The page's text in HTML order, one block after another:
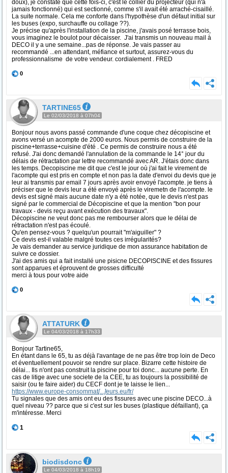
doux), je constate que cette fois-ci, c'est le collier du projecteur (qui n'a
jamais fonctionné) qui est sectionné, comme s'il avait été arraché-cisaillé.
La suite normale. Cela me conforte dans l'hypothèse d'un défaut initial sur
les buses (expo, surchauffe ou collage ??).
Je précise qu'après l'installation de la piscine, j'avais posé terrasse bois,
vous imaginez le boulot pour décaisser. J'ai transmis un nouveau mail à
DECO il y a une semaine...pas de réponse. Je vais passer au
recommandé ...en attendant, méfiance et surtout, assurez-vous du
professionnalisme de votre vendeur. cordialement . FRED
0
TARTINE65
Le 02/03/2018 à 07h04
Bonjour nous avons passé commande d'une coque chez décopiscine et
avons versé un acompte de 2000 euros. Nous permis de construire de la
piscine+terrasse+cuisine d'été . Ce permis de construire nous a été
refusé. J'ai donc demandé l'annulation de la commande le 14° jour du
délais de rétractation par lettre recommandé avec AR. J'étais donc dans
les temps. Decopiscine me dit que c'est le jour où j'ai fait le virement de
l'acompte qui est pris en compte et non pas la date d'envoi du devis que je
leur ai transmis par email 7 jours après avoir envoyé l'acompte. je tiens à
préciser que le devis leur a été envoyé après le viremetn de l'acompte. le
devis est signé mais aucune date n'y a été notée, que le devis n'est pas
signé par le commercial de Décopiscine et que la mention "bon pour
travaux - devis reçu avant exécution des travaux".
Décopiscine ne veut donc pas me rembourser alors que le délai de
rétractation n'est pas écoulé.
Qu'en pensez-vous ? quelqu'un pourrait "m'aiguiller" ?
Ce devis est-il valable malgré toutes ces irrégularités?
Je vais demander au service juridique de mon assurance habitation de
suivre ce dossier.
J'ai des amis qui a fait installé une pisicne DECOPISCINE et des fissures
sont apparues et éprouvent de grosses difficulté
merci à tous pour votre aide
0
ATTATURK
Le 04/03/2018 à 17h33
Bonjour Tartine65,
En étant dans le 65, tu as déjà l'avantage de ne pas être trop loin de Deco
et éventuellement pouvoir se rendre sur place. Bizarre cette histoire de
délai... Ils n'ont pas construit la piscine pour toi donc... aucune perte. En
cas de litige avec une societe de la CEE, tu as toujours la possibilité de
saisir (ou te faire aider) du CECF dont je te laisse le lien...
https://www.europe-consommat[...]eurs.eu/fr/
Tu signales que des amis ont eu des fissures avec une piscine DECO...à
quel niveau ?? parce que si c'est sur les buses (plastique défaillant), ça
m'intéresse. Merci
1
biodisdonc
Le 04/03/2018 à 18h19